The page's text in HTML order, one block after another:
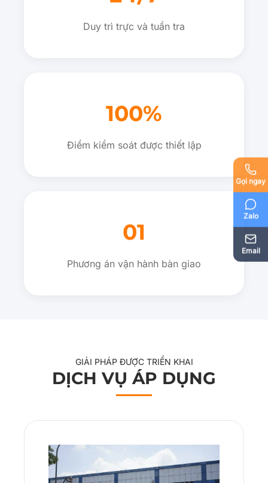
Gọi ngay
Zalo
Email
Duy trì trực và tuần tra
100%
Điểm kiểm soát được thiết lập
01
Phương án vận hành bàn giao
GIẢI PHÁP ĐƯỢC TRIỂN KHAI
DỊCH VỤ ÁP DỤNG